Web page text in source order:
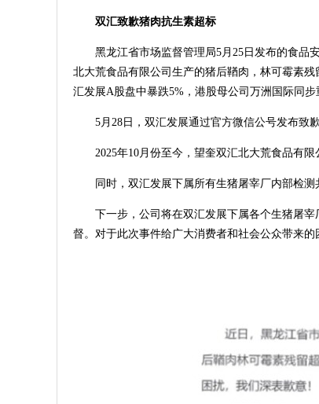
双汇致歉猪肉抗生素超标
黑龙江省市场监督管理局5月25日发布的食
北大荒食品有限公司生产的猪后鞧肉，林可霉素
汇发展A股盘中暴跌5%，港股母公司万洲国际同步
5月28日，双汇发展通过官方微信公号发布致
2025年10月份至今，望奎双汇北大荒食品有
同时，双汇发展下属所有生猪屠宰厂内部检
下一步，公司将在双汇发展下属各个生猪屠
督。对于此次事件给广大消费者和社会公众带来的